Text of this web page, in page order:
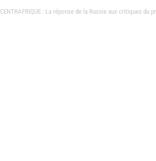
CENTRAFRIQUE : La réponse de la Russie aux critiques du